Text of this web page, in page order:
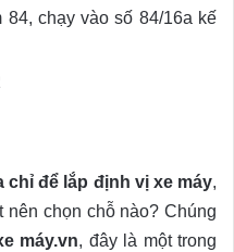
84, chạy vào số 84/16a kế
chỉ để lắp định vị xe máy,
chọn chỗ nào? Chúng
máy.vn, đây là một trong